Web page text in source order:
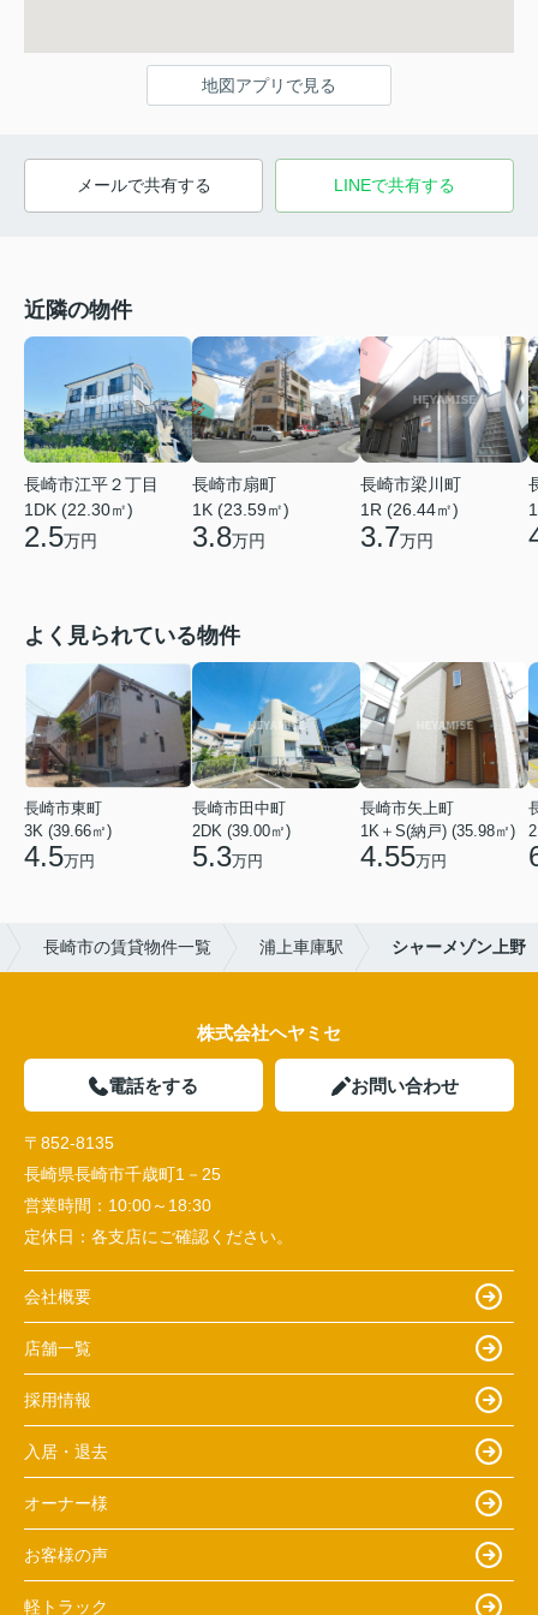
地図アプリで見る
メールで共有する LINEで共有する
近隣の物件
長崎市江平２丁目
1DK (22.30㎡)
2.5万円
長崎市扇町
1K (23.59㎡)
3.8万円
長崎市梁川町
1R (26.44㎡)
3.7万円
よく見られている物件
長崎市東町
3K (39.66㎡)
4.5万円
長崎市田中町
2DK (39.00㎡)
5.3万円
長崎市矢上町
1K＋S(納戸) (35.98㎡)
4.55万円
長崎市の賃貸物件一覧 浦上車庫駅 シャーメゾン上野
株式会社ヘヤミセ
電話をする お問い合わせ
〒852-8135
長崎県長崎市千歳町1－25
営業時間： 10:00～18:30
定休日： 各支店にご確認ください。
会社概要
店舗一覧
採用情報
入居・退去
オーナー様
お客様の声
軽トラック